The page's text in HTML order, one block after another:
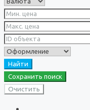
Найти
Сохранить поиск
Очистить